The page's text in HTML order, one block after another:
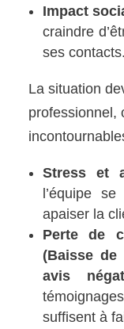
Impact
craindre
ses contacts.
La situation
professionnel,
Stress et
l’équipe
apaiser la
Perte de
(Baisse
avis
suffisent à